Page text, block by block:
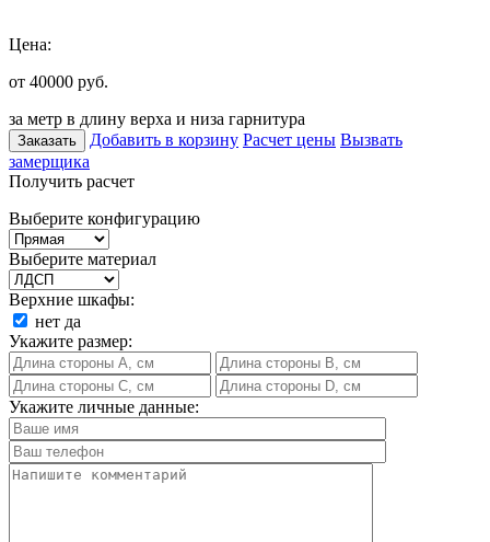
Цена:
от 40000 руб.
за метр в длину верха и низа гарнитура
Заказать Добавить в корзину Расчет цены Вызвать
замерщика
Получить расчет
Выберите конфигурацию
Выберите материал
Верхние шкафы:
нет да
Укажите размер:
Укажите личные данные: